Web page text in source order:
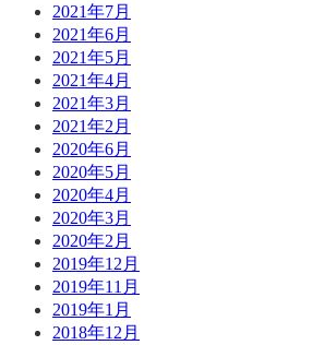
2021年7月
2021年6月
2021年5月
2021年4月
2021年3月
2021年2月
2020年6月
2020年5月
2020年4月
2020年3月
2020年2月
2019年12月
2019年11月
2019年1月
2018年12月